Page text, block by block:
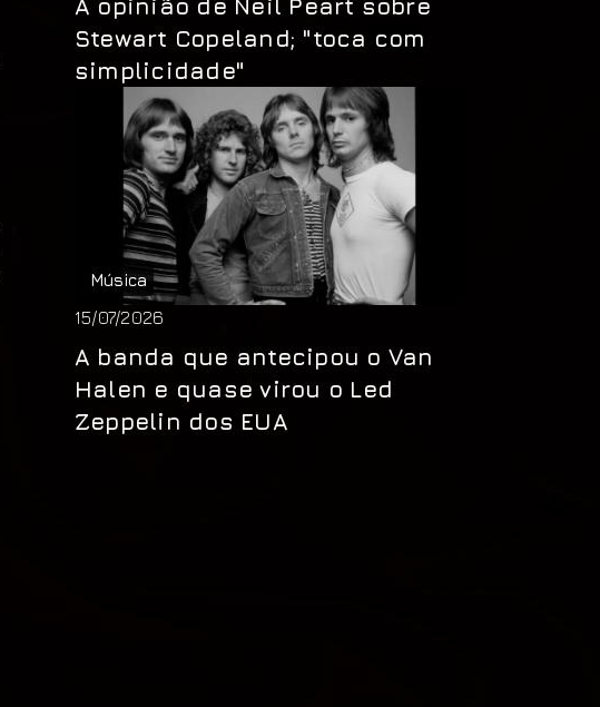
Stewart Copeland; "toca com
simplicidade"
Música
15/07/2026
A banda que antecipou o Van
Halen e quase virou o Led
Zeppelin dos EUA